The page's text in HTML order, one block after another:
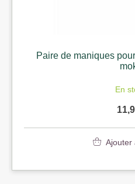
Paire de maniques
En
Ajouter